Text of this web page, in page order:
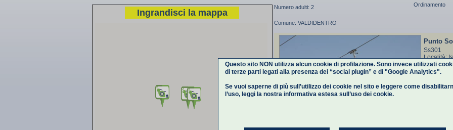
Numero adulti: 2
Comune: VALDIDENTRO
Ordinamento
Punto
Ss301
Località:
Nessuna
Ingrandisci la mappa
Questo sito NON utilizza alcun cookie di profilazione. Sono invece utilizzati
di terze parti legati alla presenza dei “social plugin” e di "Google Analytics".
Se vuoi saperne di più sull’utilizzo dei cookie nel sito e leggere come
l’uso,leggi la nostra informativa estesasull’uso dei cookie.